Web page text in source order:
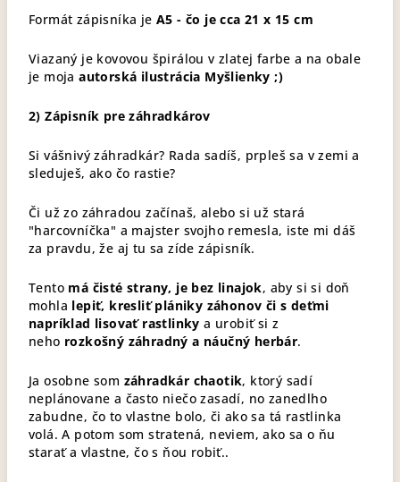
Formát zápisníka je A5 - čo je cca 21 x 15 cm
Viazaný je kovovou špirálou v zlatej farbe a na obale
je moja autorská ilustrácia Myšlienky ;)
2)Zápisník pre záhradkárov
Si vášnivý záhradkár? Rada sadíš, prpleš sa v zemi a
sleduješ, ako čo rastie?
Či už zo záhradou začínaš, alebo si už stará
"harcovníčka" a majster svojho remesla, iste mi dáš
za pravdu, že aj tu sa zíde zápisník.
Tento má čisté strany, je bez linajok, aby si si doň
mohla lepiť, kresliť plániky záhonov či s deťmi
napríklad lisovať rastlinky a urobiť si z
neho rozkošný záhradný a náučný herbár.
Ja osobne som záhradkár chaotik, ktorý sadí
neplánovane a často niečo zasadí, no zanedlho
zabudne, čo to vlastne bolo, či ako sa tá rastlinka
volá. A potom som stratená, neviem, ako sa o ňu
starať a vlastne, čo s ňou robiť..